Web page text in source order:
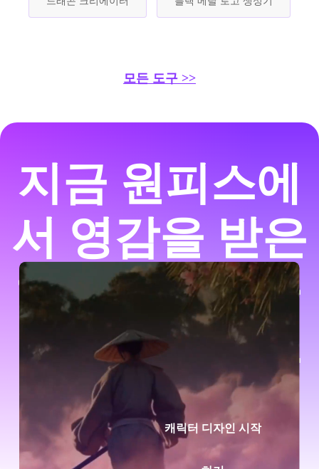
모든 도구 >>
지금 원피스에
서 영감을 받은
해적 캐릭터를
만들어 보세요
캐릭터 디자인 시작